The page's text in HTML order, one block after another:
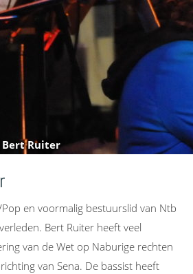
Bert Ruiter
en voormalig bestuurslid van Ntb
Bert Ruiter heeft veel
van de Wet op Naburige rechten
van Sena. De bassist heeft